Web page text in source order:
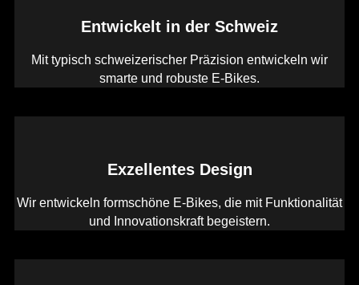
Entwickelt in der Schweiz
Mit typisch schweizerischer Präzision entwickeln wir
smarte und robuste E-Bikes.
Exzellentes Design
Wir entwickeln formschöne E-Bikes, die mit Funktionalität
und Innovationskraft begeistern.